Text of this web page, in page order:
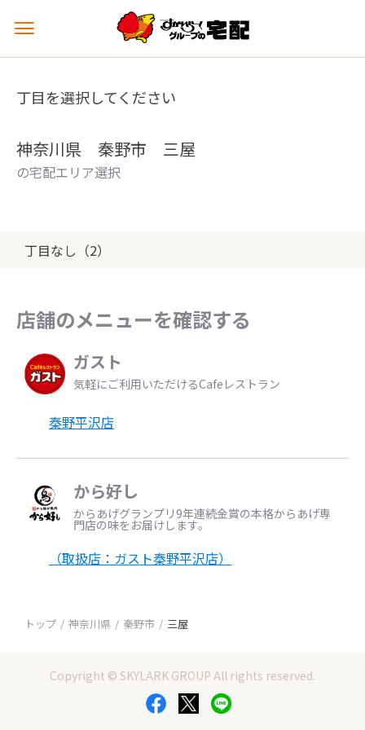
メ
ュ
を
丁目を選択してください
神奈川県 秦野市 三屋
の宅配エリア選択
丁目なし（2）
店舗のメニューを確認する
ガスト
気軽にご利用いただけるCafeレストラン
秦野平沢店
から好し
からあげグランプリ9年連続金賞の本格からあげ専
門店の味をお届けします。
（取扱店：ガスト秦野平沢店）
トップ 神奈川県 秦野市 三屋
Copyright © SKYLARK GROUP All rights reserved.